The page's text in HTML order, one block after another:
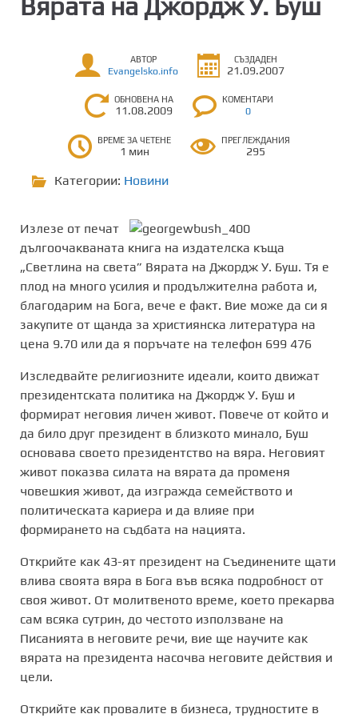
Вярата на Джордж У. Буш
АВТОР
Evangelsko.info
СЪЗДАДЕН
21.09.2007
ОБНОВЕНА НА
11.08.2009
КОМЕНТАРИ
0
ВРЕМЕ ЗА ЧЕТЕНЕ
1 мин
ПРЕГЛЕЖДАНИЯ
295
Категории: Новини
Излезе от печат
дългоочакваната книга на издателска къща
„Светлина на света” Вярата на Джордж У. Буш. Тя е
плод на много усилия и продължителна работа и,
благодарим на Бога, вече е факт. Вие може да си я
закупите от щанда за християнска литература на
цена 9.70 или да я поръчате на телефон 699 476
Изследвайте религиозните идеали, които движат
президентската политика на Джордж У. Буш и
формират неговия личен живот. Повече от който и
да било друг президент в близкото минало, Буш
основава своето президентство на вяра. Неговият
живот показва силата на вярата да променя
човешкия живот, да изгражда семейството и
политическата кариера и да влияе при
формирането на съдбата на нацията.
Открийте как 43-ят президент на Съединените щати
влива своята вяра в Бога във всяка подробност от
своя живот. От молитвеното време, което прекарва
сам всяка сутрин, до честото използване на
Писанията в неговите речи, вие ще научите как
вярата на президента насочва неговите действия и
цели.
Открийте как провалите в бизнеса, трудностите в